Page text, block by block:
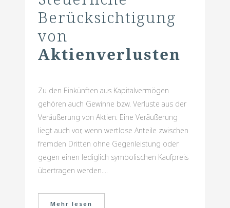
Berücksichtigung
von
Aktienverlusten
Zu den Einkünften aus Kapitalvermögen
gehören auch Gewinne bzw. Verluste aus der
Veräußerung von Aktien. Eine Veräußerung
liegt auch vor, wenn wertlose Anteile zwischen
fremden Dritten ohne Gegenleistung oder
gegen einen lediglich symbolischen Kaufpreis
übertragen werden....
Mehr lesen